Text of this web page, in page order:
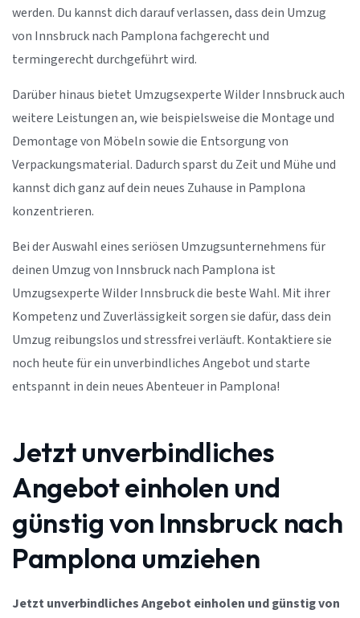
werden. Du kannst dich darauf verlassen, dass dein Umzug
von Innsbruck nach Pamplona fachgerecht und
termingerecht durchgeführt wird.
Darüber hinaus bietet Umzugsexperte Wilder Innsbruck auch
weitere Leistungen an, wie beispielsweise die Montage und
Demontage von Möbeln sowie die Entsorgung von
Verpackungsmaterial. Dadurch sparst du Zeit und Mühe und
kannst dich ganz auf dein neues Zuhause in Pamplona
konzentrieren.
Bei der Auswahl eines seriösen Umzugsunternehmens für
deinen Umzug von Innsbruck nach Pamplona ist
Umzugsexperte Wilder Innsbruck die beste Wahl. Mit ihrer
Kompetenz und Zuverlässigkeit sorgen sie dafür, dass dein
Umzug reibungslos und stressfrei verläuft. Kontaktiere sie
noch heute für ein unverbindliches Angebot und starte
entspannt in dein neues Abenteuer in Pamplona!
Jetzt unverbindliches
Angebot einholen und
günstig von Innsbruck nach
Pamplona umziehen
Jetzt unverbindliches Angebot einholen und günstig von